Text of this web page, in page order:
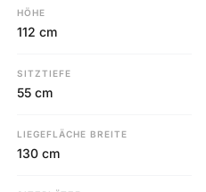
HÖHE
112 cm
SITZTIEFE
55 cm
LIEGEFLÄCHE BREITE
130 cm